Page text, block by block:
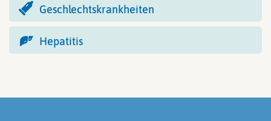
Geschlechtskrankheiten
Hepatitis